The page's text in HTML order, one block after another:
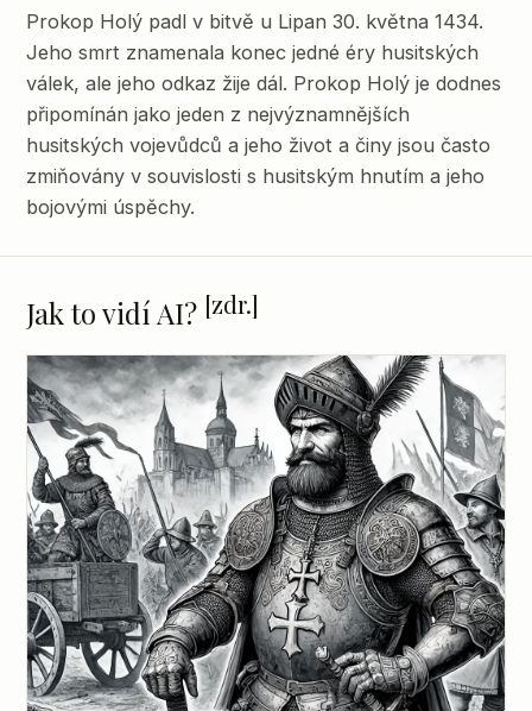
Prokop Holý padl v bitvě u Lipan 30. května 1434.
Jeho smrt znamenala konec jedné éry husitských
válek, ale jeho odkaz žije dál. Prokop Holý je dodnes
připomínán jako jeden z nejvýznamnějších
husitských vojevůdců a jeho život a činy jsou často
zmiňovány v souvislosti s husitským hnutím a jeho
bojovými úspěchy.
Jak to vidí AI? [zdr.]